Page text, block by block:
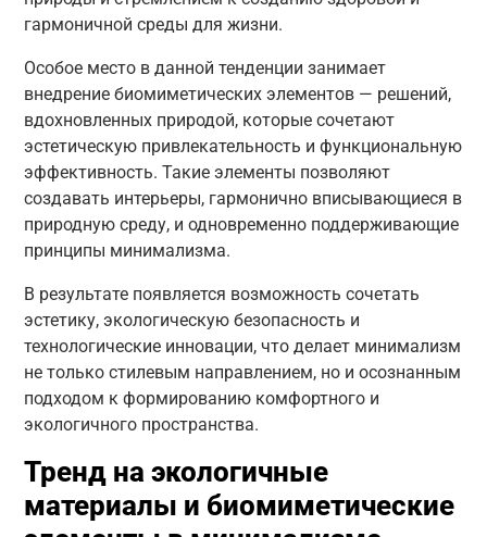
гармоничной среды для жизни.
Особое место в данной тенденции занимает
внедрение биомиметических элементов — решений,
вдохновленных природой, которые сочетают
эстетическую привлекательность и функциональную
эффективность. Такие элементы позволяют
создавать интерьеры, гармонично вписывающиеся в
природную среду, и одновременно поддерживающие
принципы минимализма.
В результате появляется возможность сочетать
эстетику, экологическую безопасность и
технологические инновации, что делает минимализм
не только стилевым направлением, но и осознанным
подходом к формированию комфортного и
экологичного пространства.
Тренд на экологичные
материалы и биомиметические